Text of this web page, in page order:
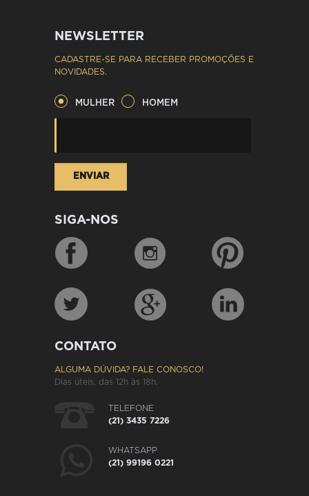
NEWSLETTER
CADASTRE-SE PARA RECEBER PROMOÇÕES E
NOVIDADES.
MULHER HOMEM
SIGA-NOS
CONTATO
ALGUMA DÚVIDA? FALE CONOSCO!
Dias úteis, das 12h às 18h.
TELEFONE
(21) 3435 7226
WHATSAPP
(21) 99196 0221